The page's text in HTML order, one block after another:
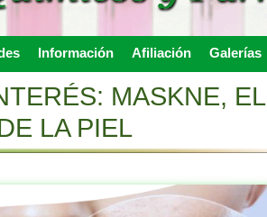
Información Afiliación Galerías
MASKNE, EL
LA PIEL